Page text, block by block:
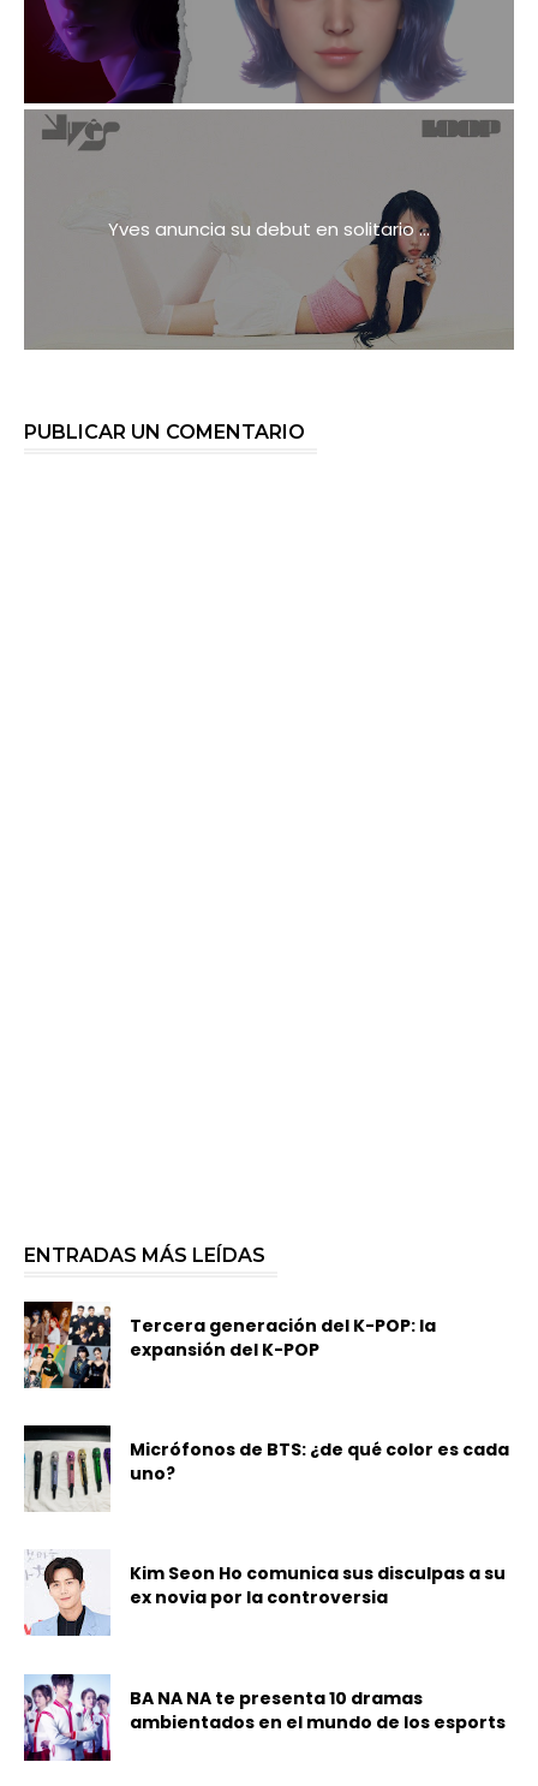
Yves anuncia su debut en solitario ...
PUBLICAR UN COMENTARIO
ENTRADAS MÁS LEÍDAS
Tercera generación del K-POP: la
expansión del K-POP
Micrófonos de BTS: ¿de qué color es cada
uno?
Kim Seon Ho comunica sus disculpas a su
ex novia por la controversia
BA NA NA te presenta 10 dramas
ambientados en el mundo de los esports